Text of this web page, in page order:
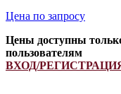
Цена по запросу
Цены доступны
пользователям
ВХОД/